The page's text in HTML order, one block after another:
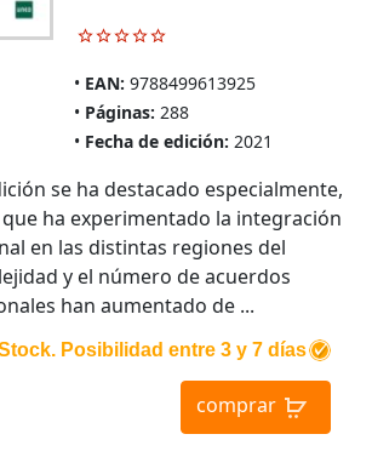
EAN: 9788499613925
Páginas: 288
Fecha de edición: 2021
Posibilidad entre 3 y 7 días
comprar
se ha destacado especialmente,
ha experimentado la integración
en las distintas regiones del
y el número de acuerdos
han aumentado de ...